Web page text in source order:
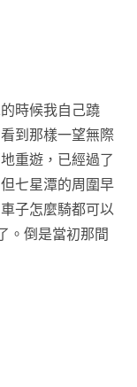
時候我自己蹺
到那樣一望無際
重遊，已經過了
七星潭的周圍早
子怎麼騎都可以
。倒是當初那間